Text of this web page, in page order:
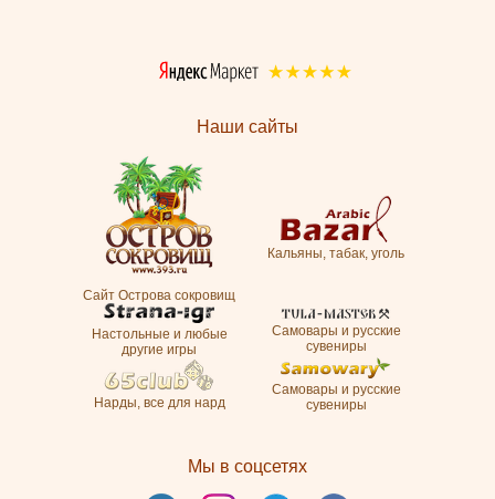
Наши сайты
Сайт Острова сокровищ
Кальяны, табак, уголь
Настольные и любые
другие игры
Самовары и русские
сувениры
Нарды, все для нард
Самовары и русские
сувениры
Мы в соцсетях